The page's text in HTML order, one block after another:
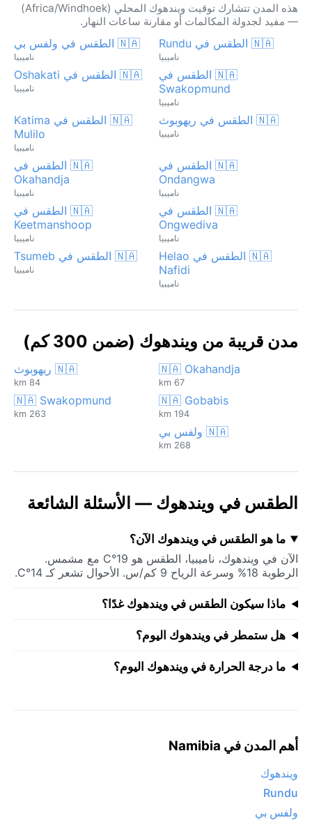
هذه المدن تتشارك توقيت ويندهوك المحلي (Africa/Windhoek)
— مفيد لجدولة المكالمات أو مقارنة ساعات النهار.
🇳🇦 الطقس في Rundu
ناميبيا
🇳🇦 الطقس في ولفس بي
ناميبيا
🇳🇦 الطقس في
Swakopmund
ناميبيا
🇳🇦 الطقس في Oshakati
ناميبيا
🇳🇦 الطقس في ريهوبوث
ناميبيا
🇳🇦 الطقس في Katima
Mulilo
ناميبيا
🇳🇦 الطقس في
Ondangwa
ناميبيا
🇳🇦 الطقس في
Okahandja
ناميبيا
🇳🇦 الطقس في
Ongwediva
ناميبيا
🇳🇦 الطقس في
Keetmanshoop
ناميبيا
🇳🇦 الطقس في Helao
Nafidi
ناميبيا
🇳🇦 الطقس في Tsumeb
ناميبيا
مدن قريبة من ويندهوك (ضمن 300 كم)
🇳🇦 Okahandja
67 km
🇳🇦 ريهوبوث
84 km
🇳🇦 Gobabis
194 km
🇳🇦 Swakopmund
263 km
🇳🇦 ولفس بي
268 km
الطقس في ويندهوك — الأسئلة الشائعة
ما هو الطقس في ويندهوك الآن؟
الآن في ويندهوك، ناميبيا، الطقس هو 19°C مع مشمس.
الرطوبة 18% وسرعة الرياح 9 كم/س. الأحوال تشعر كـ 14°C.
ماذا سيكون الطقس في ويندهوك غدًا؟
هل ستمطر في ويندهوك اليوم؟
ما درجة الحرارة في ويندهوك اليوم؟
أهم المدن في Namibia
ويندهوك
Rundu
ولفس بي